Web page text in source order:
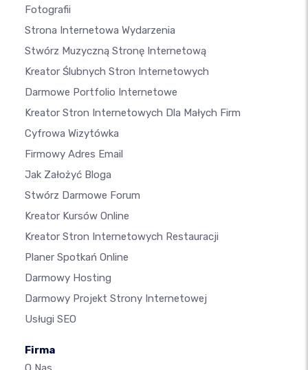
Fotografii
Strona Internetowa Wydarzenia
Stwórz Muzyczną Stronę Internetową
Kreator Ślubnych Stron Internetowych
Darmowe Portfolio Internetowe
Kreator Stron Internetowych Dla Małych Firm
Cyfrowa Wizytówka
Firmowy Adres Email
Jak Założyć Bloga
Stwórz Darmowe Forum
Kreator Kursów Online
Kreator Stron Internetowych Restauracji
Planer Spotkań Online
Darmowy Hosting
Darmowy Projekt Strony Internetowej
Usługi SEO
Firma